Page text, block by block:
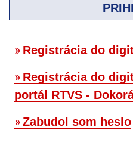
Registrácia do
Registrácia do
portál RTVS -
Zabudol som heslo